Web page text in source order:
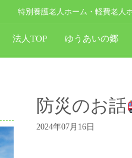
特別養護老人ホーム・軽費老人
法人TOP ゆうあいの郷
防災のお話
2024年07月16日